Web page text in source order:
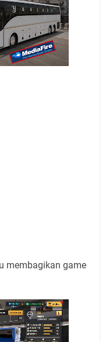
membagikan game